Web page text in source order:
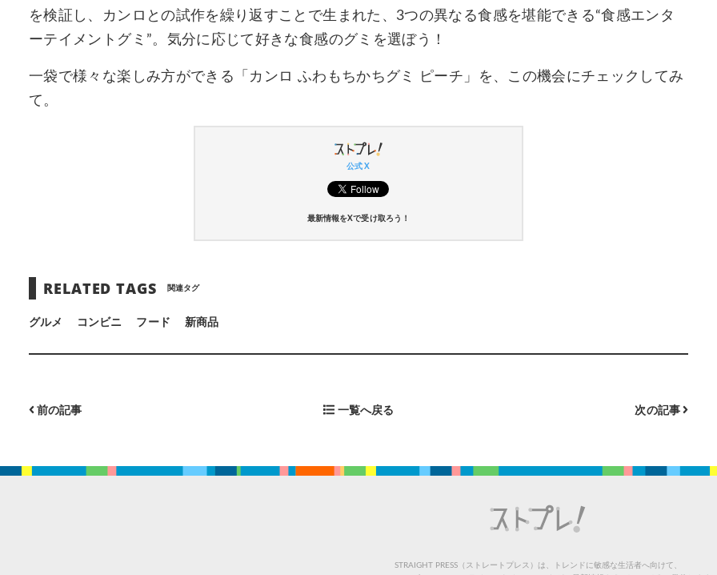
を検証し、カンロとの試作を繰り返すことで生まれた、3つの異なる食感を堪能できる“食感エンタ
ーテイメントグミ”。気分に応じて好きな食感のグミを選ぼう！
一袋で様々な楽しみ方ができる「カンロ ふわもちかちグミ ピーチ」を、この機会にチェックしてみ
て。
公式 X
最新情報をXで受け取ろう！
RELATED TAGS 関連タグ
グルメ コンビニ フード 新商品
前の記事 一覧へ戻る 次の記事
STRAIGHT PRESS（ストレートプレス）は、トレンドに敏感な生活者へ向けて、